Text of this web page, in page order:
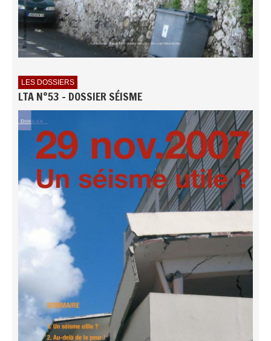
LES DOSSIERS
LTA N°53 - DOSSIER SÉISME